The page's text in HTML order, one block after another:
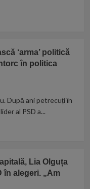
‘arma’ politică
în politica
După ani petrecuți în
al PSD a...
Lia Olguța
în alegeri. „Am